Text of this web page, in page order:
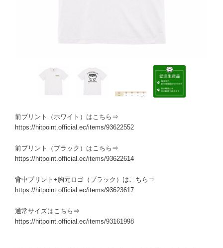
前プリント（ホワイト）はこちら⇒
https://hitpoint.official.ec/items/93622552
前プリント（ブラック）はこちら⇒
https://hitpoint.official.ec/items/93622614
背中プリント+胸元ロゴ（ブラック）はこちら⇒
https://hitpoint.official.ec/items/93623617
通常サイズはこちら⇒
https://hitpoint.official.ec/items/93161998